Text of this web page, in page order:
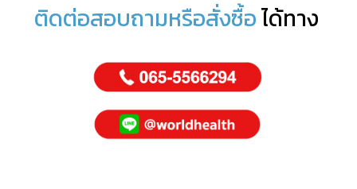
ติดต่อสอบถามหรือสั่งซื้อได้ทาง